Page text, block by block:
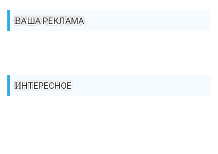
ВАША РЕКЛАМА
ИНТЕРЕСНОЕ